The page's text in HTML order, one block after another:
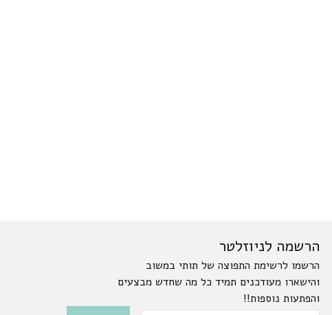
הרשמה לניוזלטר
הרשמו לרשימת התפוצה של תותי במשוב
והישארו מעודכנים תמיד כל מה שחדש מבצעים
והפתעות נוספות!!